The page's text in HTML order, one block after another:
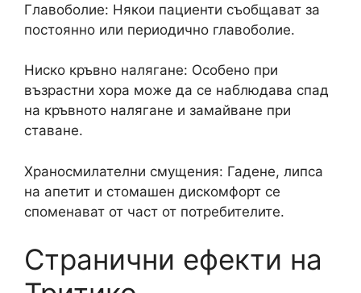
Главоболие: Някои пациенти съобщават за
постоянно или периодично главоболие.
Ниско кръвно налягане: Особено при
възрастни хора може да се наблюдава спад
на кръвното налягане и замайване при
ставане.
Храносмилателни смущения: Гадене, липса
на апетит и стомашен дискомфорт се
споменават от част от потребителите.
Странични ефекти на